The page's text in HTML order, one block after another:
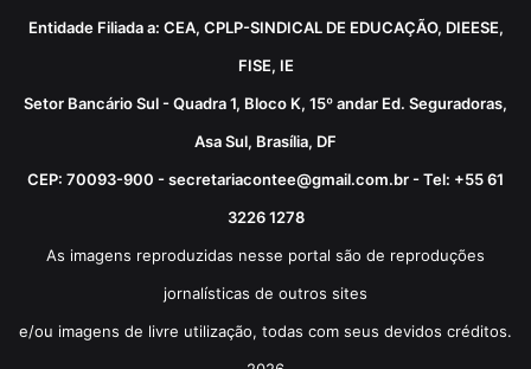
Entidade Filiada a: CEA, CPLP-SINDICAL DE EDUCAÇÃO, DIEESE,
FISE, IE
Setor Bancário Sul - Quadra 1, Bloco K, 15º andar Ed. Seguradoras,
Asa Sul, Brasília, DF
CEP: 70093-900 - secretariacontee@gmail.com.br - Tel: +55 61
3226 1278
As imagens reproduzidas nesse portal são de reproduções
jornalísticas de outros sites
e/ou imagens de livre utilização, todas com seus devidos créditos.